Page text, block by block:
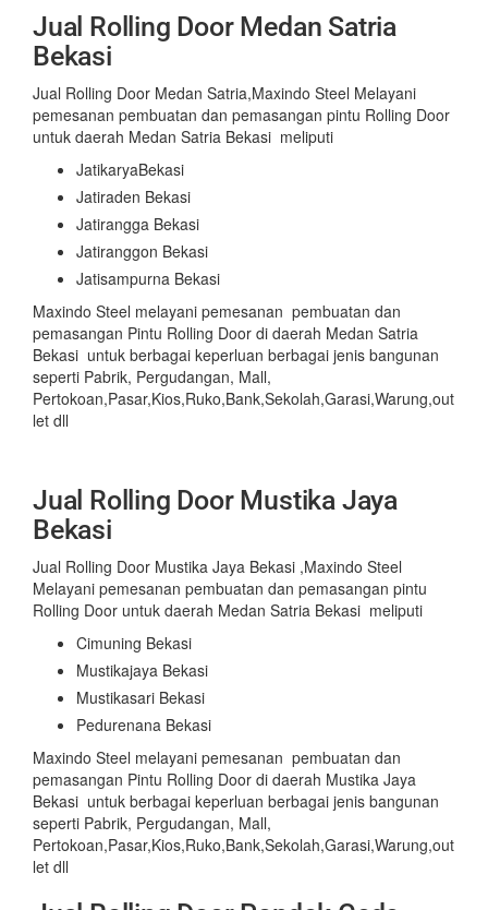
Jual Rolling Door Medan Satria
Bekasi
Jual Rolling Door Medan Satria,Maxindo Steel Melayani
pemesanan pembuatan dan pemasangan pintu Rolling Door
untuk daerah Medan Satria Bekasi meliputi
JatikaryaBekasi
Jatiraden Bekasi
Jatirangga Bekasi
Jatiranggon Bekasi
Jatisampurna Bekasi
Maxindo Steel melayani pemesanan pembuatan dan
pemasangan Pintu Rolling Door di daerah Medan Satria
Bekasi untuk berbagai keperluan berbagai jenis bangunan
seperti Pabrik, Pergudangan, Mall,
Pertokoan,Pasar,Kios,Ruko,Bank,Sekolah,Garasi,Warung,out
let dll
Jual Rolling Door Mustika Jaya
Bekasi
Jual Rolling Door Mustika Jaya Bekasi ,Maxindo Steel
Melayani pemesanan pembuatan dan pemasangan pintu
Rolling Door untuk daerah Medan Satria Bekasi meliputi
Cimuning Bekasi
Mustikajaya Bekasi
Mustikasari Bekasi
Pedurenana Bekasi
Maxindo Steel melayani pemesanan pembuatan dan
pemasangan Pintu Rolling Door di daerah Mustika Jaya
Bekasi untuk berbagai keperluan berbagai jenis bangunan
seperti Pabrik, Pergudangan, Mall,
Pertokoan,Pasar,Kios,Ruko,Bank,Sekolah,Garasi,Warung,out
let dll